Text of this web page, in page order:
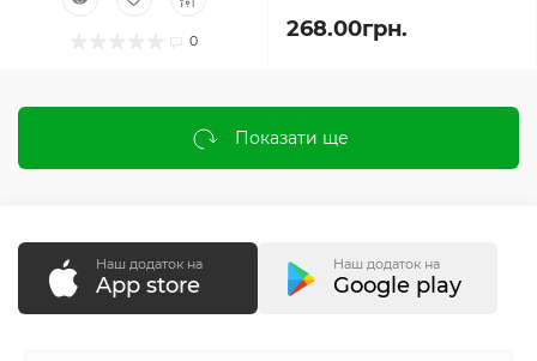
0 268.00грн.
Показати ще
Наш додаток на
App store
Наш додаток на
Google play